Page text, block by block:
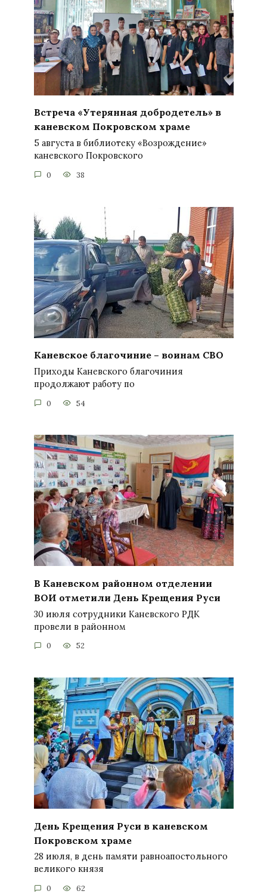
Встреча «Утерянная добродетель» в
каневском Покровском храме
5 августа в библиотеку «Возрождение»
каневского Покровского
0 38
Каневское благочиние – воинам СВО
Приходы Каневского благочиния
продолжают работу по
0 54
В Каневском районном отделении
ВОИ отметили День Крещения Руси
30 июля сотрудники Каневского РДК
провели в районном
0 52
День Крещения Руси в каневском
Покровском храме
28 июля, в день памяти равноапостольного
великого князя
0 62